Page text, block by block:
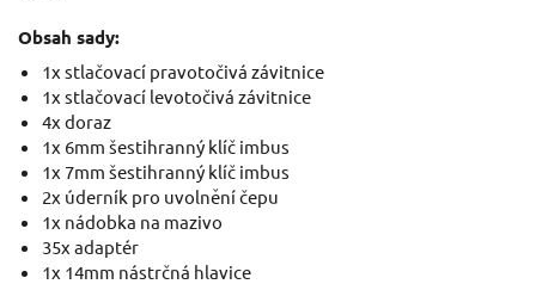
Obsah sady:
1x stlačovací pravotočivá závitnice
1x stlačovací levotočivá závitnice
4x doraz
1x 6mm šestihranný klíč imbus
1x 7mm šestihranný klíč imbus
2x úderník pro uvolnění čepu
1x nádobka na mazivo
35x adaptér
1x 14mm nástrčná hlavice